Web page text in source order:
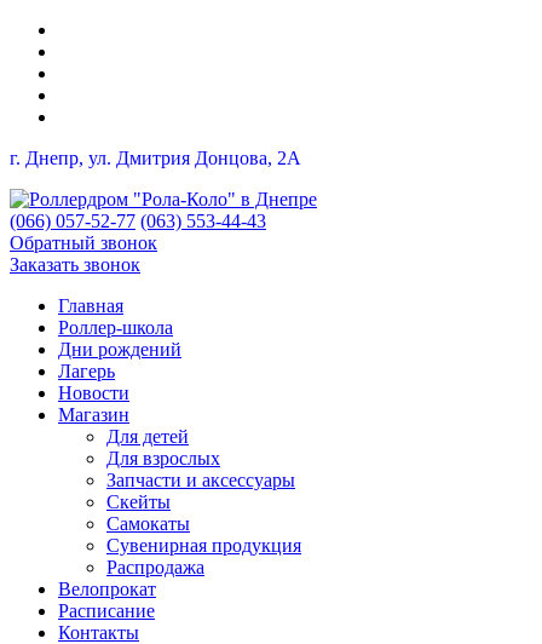
г. Днепр, ул. Дмитрия Донцова, 2A
(066) 057-52-77 (063) 553-44-43
Обратный звонок
Заказать звонок
Главная
Роллер-школа
Дни рождений
Лагерь
Новости
Магазин
Для детей
Для взрослых
Запчасти и аксессуары
Скейты
Самокаты
Сувенирная продукция
Распродажа
Велопрокат
Расписание
Контакты